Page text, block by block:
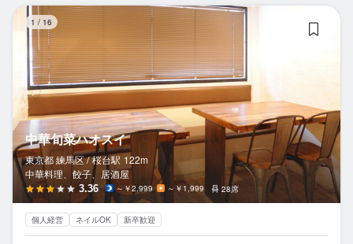
1 / 16
中華旬菜ハオスイ
東京都 練馬区 / 桜台駅 122m
中華料理、餃子、居酒屋
3.36 ～￥2,999 ～￥1,999 28席
個人経営 ネイルOK 新卒歓迎